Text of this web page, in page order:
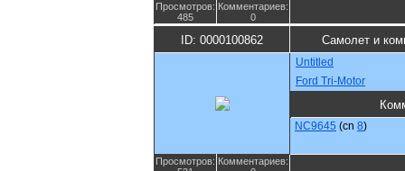
Просмотров:
485
Комментариев:
0
ID: 0000100862 Самолет и
Untitled
Ford Tri-Motor
NC9645 (cn 8)
Просмотров: Комментариев: